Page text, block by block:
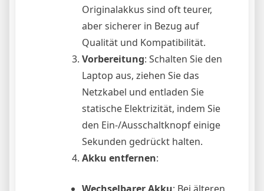
Originalakkus sind oft teurer,
aber sicherer in Bezug auf
Qualität und Kompatibilität.
Vorbereitung: Schalten Sie den
Laptop aus, ziehen Sie das
Netzkabel und entladen Sie
statische Elektrizität, indem Sie
den Ein-/Ausschaltknopf einige
Sekunden gedrückt halten.
Akku entfernen: